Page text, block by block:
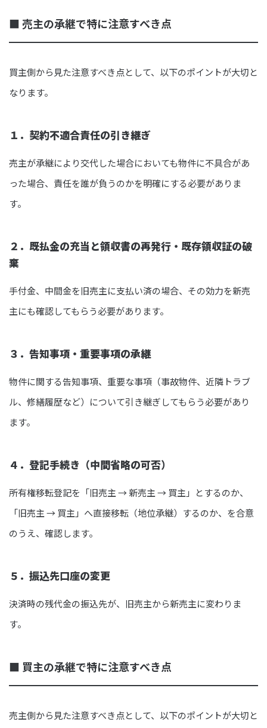
■ 売主の承継で特に注意すべき点
買主側から見た注意すべき点として、以下のポイントが大切と
なります。
１．契約不適合責任の引き継ぎ
売主が承継により交代した場合においても物件に不具合があ
った場合、責任を誰が負うのかを明確にする必要がありま
す。
２．既払金の充当と領収書の再発行・既存領収証の破
棄
手付金、中間金を旧売主に支払い済の場合、その効力を新売
主にも確認してもらう必要があります。
３．告知事項・重要事項の承継
物件に関する告知事項、重要な事項（事故物件、近隣トラブ
ル、修繕履歴など）について引き継ぎしてもらう必要があり
ます。
４．登記手続き（中間省略の可否）
所有権移転登記を「旧売主 → 新売主 → 買主」とするのか、
「旧売主 → 買主」へ直接移転（地位承継）するのか、を合意
のうえ、確認します。
５．振込先口座の変更
決済時の残代金の振込先が、旧売主から新売主に変わりま
す。
■ 買主の承継で特に注意すべき点
売主側から見た注意すべき点として、以下のポイントが大切と